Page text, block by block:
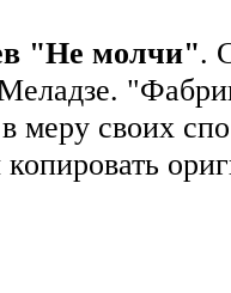
"Не молчи".
меру своих